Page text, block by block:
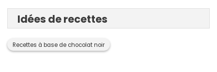
Idées de recettes
Recettes à base de chocolat noir